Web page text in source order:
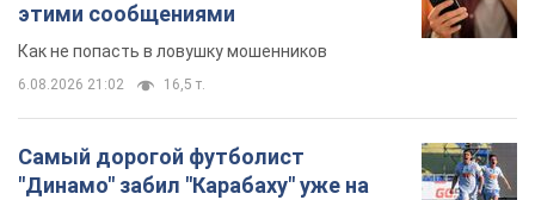
этими сообщениями
Как не попасть в ловушку мошенников
6.08.2026 21:02 16,5 т.
Самый дорогой футболист
"Динамо" забил "Карабаху" уже на